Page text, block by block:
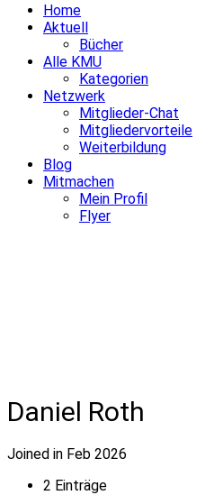
Home
Aktuell
Bücher
Alle KMU
Kategorien
Netzwerk
Mitglieder-Chat
Mitgliedervorteile
Weiterbildung
Blog
Mitmachen
Mein Profil
Flyer
Daniel Roth
Joined in Feb 2026
2 Einträge